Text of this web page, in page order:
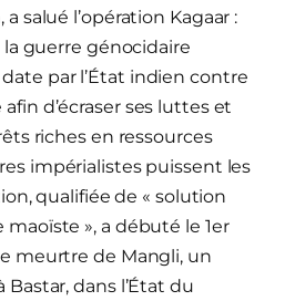
a salué l’opération Kagaar :
guerre génocidaire
par l’État indien contre
d’écraser ses luttes et
riches en ressources
impérialistes puissent les
qualifiée de « solution
», a débuté le 1er
meurtre de Mangli, un
Bastar, dans l’État du